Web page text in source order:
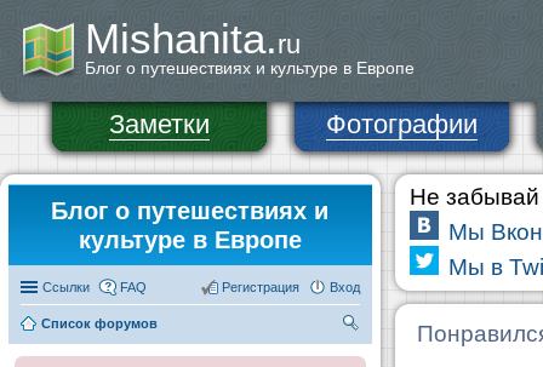
Mishanita.ru
Блог о путешествиях и культуре в Европе
Заметки Фотографии
Блог о путешествиях и
культуре в Европе
Ссылки FAQ Вход
Регистрация
Список форумов
Не забывай
Мы
Мы в